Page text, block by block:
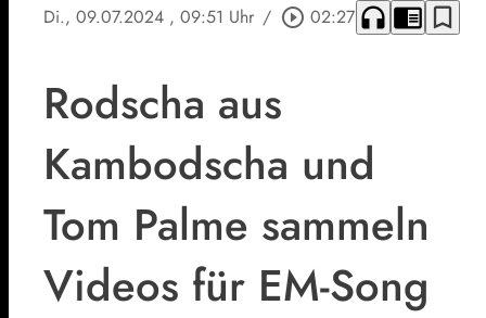
Di., 09.07.2024 , 09:51 Uhr / play_circle_outline 02:27 headphones chrome_reader_mode bookmark_border
Rodscha aus
Kambodscha und
Tom Palme sammeln
Videos für EM-Song